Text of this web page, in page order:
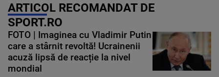
ARTICOL RECOMANDAT DE
SPORT.RO
FOTO | Imaginea cu Vladimir Putin
care a stârnit revoltă! Ucrainenii
acuză lipsă de reacție la nivel
mondial